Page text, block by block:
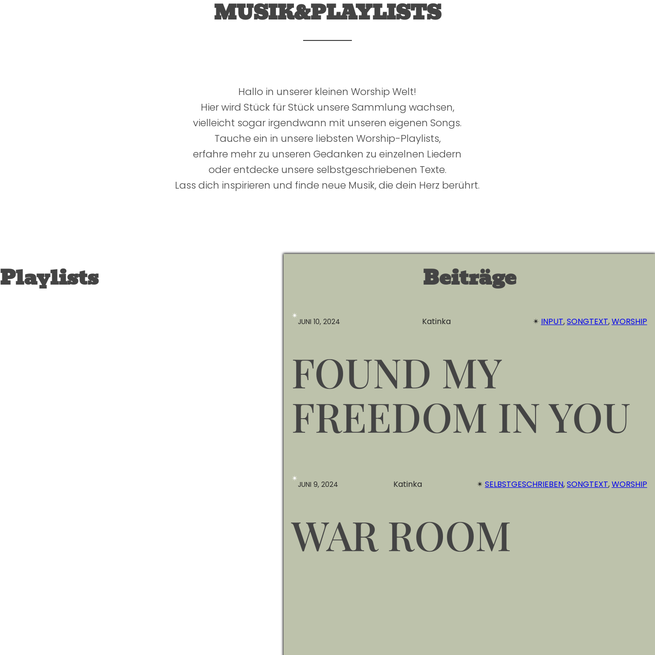
MUSIK&PLAYLISTS
Hallo in unserer kleinen Worship Welt!
Hier wird Stück für Stück unsere Sammlung wachsen,
vielleicht sogar irgendwann mit unseren eigenen Songs.
Tauche ein in unsere liebsten Worship-Playlists,
erfahre mehr zu unseren Gedanken zu einzelnen Liedern
oder entdecke unsere selbstgeschriebenen Texte.
Lass dich inspirieren und finde neue Musik, die dein Herz berührt.
Playlists Beiträge
✴︎
JUNI 10, 2024 Katinka ✴︎ INPUT, SONGTEXT, WORSHIP
FOUND MY
FREEDOM IN YOU
✴︎
JUNI 9, 2024 Katinka ✴︎ SELBSTGESCHRIEBEN, SONGTEXT, WORSHIP
WAR ROOM